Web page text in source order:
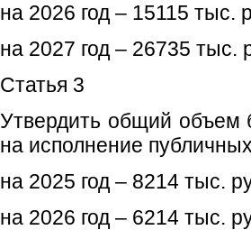
на 2026 год – 15115 тыс.
на 2027 год – 26735 тыс.
Статья 3
Утвердить общий объем
на исполнение
на 2025 год – 8214 тыс.
на 2026 год – 6214 тыс.